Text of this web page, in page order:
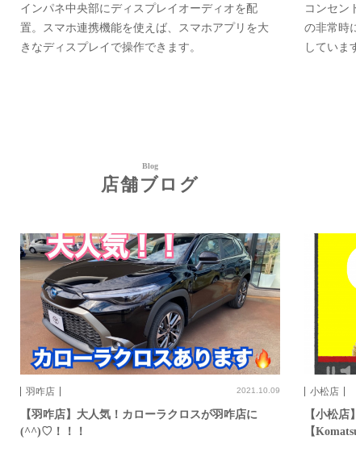
インパネ中央部にディスプレイオーディオを配
置。スマホ連携機能を使えば、スマホアプリを大
きなディスプレイで操作できます。
コンセン
の非常時
していま
Blog
店舗ブログ
羽咋店 2021.10.09
【羽咋店】大人気！カローラクロスが羽咋店に
(^^)♡！！！
小松店
【小松
【